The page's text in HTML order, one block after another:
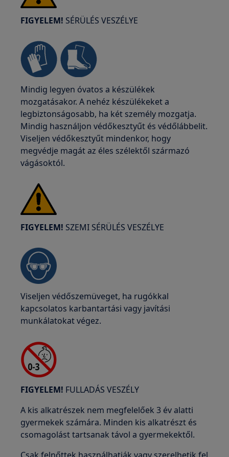
FIGYELEM! SÉRÜLÉS VESZÉLYE
Mindig legyen óvatos a készülékek
mozgatásakor. A nehéz készülékeket a
legbiztonságosabb, ha két személy mozgatja.
Mindig használjon védőkesztyűt és védőlábbelit.
Viseljen védőkesztyűt mindenkor, hogy
megvédje magát az éles szélektől származó
vágásoktól.
FIGYELEM! SZEMI SÉRÜLÉS VESZÉLYE
Viseljen védőszemüveget, ha rugókkal
kapcsolatos karbantartási vagy javítási
munkálatokat végez.
FIGYELEM! FULLADÁS VESZÉLY
A kis alkatrészek nem megfelelőek 3 év alatti
gyermekek számára. Minden kis alkatrészt és
csomagolást tartsanak távol a gyermekektől.